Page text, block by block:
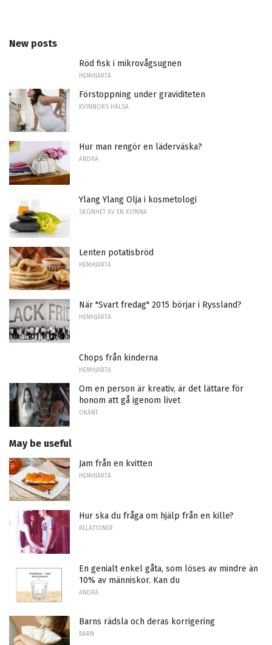
New posts
Röd fisk i mikrovågsugnen
HEMHJÄRTA
Förstoppning under graviditeten
KVINNORS HÄLSA
Hur man rengör en läderväska?
ANDRA
Ylang Ylang Olja i kosmetologi
SKÖNHET AV EN KVINNA
Lenten potatisbröd
HEMHJÄRTA
När "Svart fredag" 2015 börjar i Ryssland?
HEMHJÄRTA
Chops från kinderna
HEMHJÄRTA
Om en person är kreativ, är det lättare för
honom att gå igenom livet
OKÄNT
May be useful
Jam från en kvitten
HEMHJÄRTA
Hur ska du fråga om hjälp från en kille?
RELATIONER
En genialt enkel gåta, som löses av mindre än
10% av människor. Kan du
ANDRA
Barns rädsla och deras korrigering
BARN